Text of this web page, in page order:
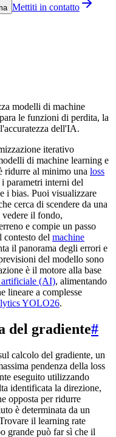
Mettiti in contatto
modelli di machine
le funzioni di perdita, la
dell'IA.
iterativo
di machine learning e
ridurre al minimo una loss
parametri interni del
e i bias. Puoi visualizzare
cerca di scendere da una
vedere il fondo,
e compie un passo
contesto del machine
il panorama degli errori e
del modello sono
è il motore alla base
artificiale (AI), alimentando
lineare a complesse
YOLO26.
del gradiente#
calcolo del gradiente, un
pendenza della loss
eseguito utilizzando
identificata la direzione,
opposta per ridurre
è determinata da un
il learning rate
grande può far sì che il